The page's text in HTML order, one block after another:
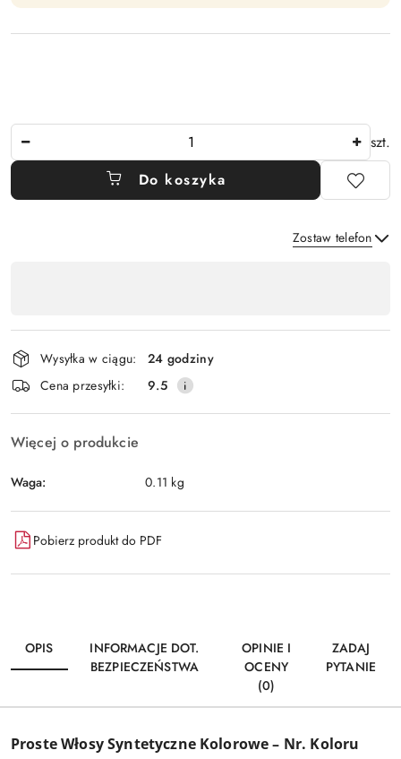
szt.
Do koszyka
Zostaw telefon
płatność
i
dostawa
Wysyłka w ciągu:
24 godziny
Cena przesyłki:
9.5
Więcej o produkcie
Waga: 0.11 kg
Pobierz produkt do PDF
OPIS
INFORMACJE DOT.
BEZPIECZEŃSTWA
OPINIE I
OCENY
(0)
ZADAJ
PYTANIE
Proste Włosy Syntetyczne Kolorowe – Nr. Koloru